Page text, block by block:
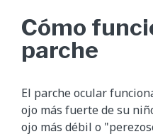
Cómo
parche
El parche ocular
ojo más fuerte de su
ojo más débil o